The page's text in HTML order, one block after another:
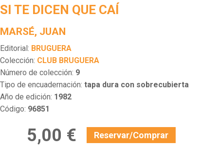
SI TE DICEN QUE CAÍ
MARSÉ, JUAN
Editorial: BRUGUERA
Colección: CLUB BRUGUERA
Número de colección: 9
Tipo de encuadernación: tapa dura con sobrecubierta
Año de edición: 1982
Código: 96851
5,00 € Reservar/Comprar